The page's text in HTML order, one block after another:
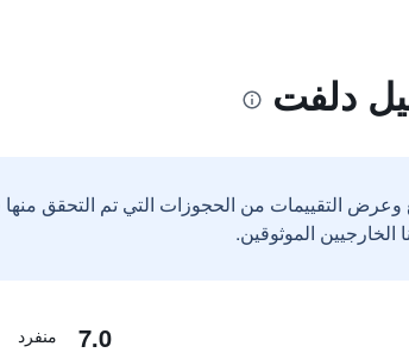
دلفت
وعرض التقييمات من الحجوزات التي تم التحقق
7.0 منفرد